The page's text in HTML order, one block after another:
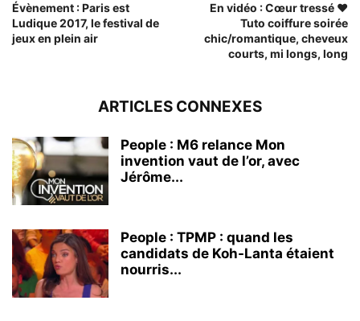
Évènement : Paris est
Ludique 2017, le festival de
jeux en plein air
En vidéo : Cœur tressé ❤
Tuto coiffure soirée
chic/romantique, cheveux
courts, mi longs, long
ARTICLES CONNEXES
People : M6 relance Mon
invention vaut de l’or, avec
Jérôme...
People : TPMP : quand les
candidats de Koh-Lanta étaient
nourris...